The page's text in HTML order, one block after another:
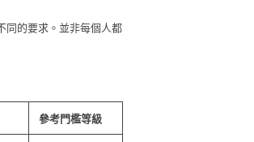
同的要求。並非每個人都
參考門檻等級